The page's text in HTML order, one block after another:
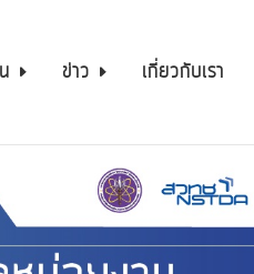
ข่าว เกี่ยวกับเรา